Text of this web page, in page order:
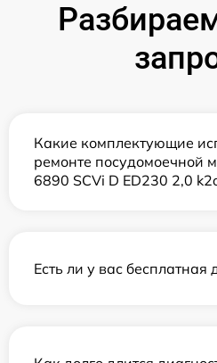
Какие комплектующие
ремонте посудомоечной
6890 SCVi D ED230 2,0
Есть ли у вас бесплатная